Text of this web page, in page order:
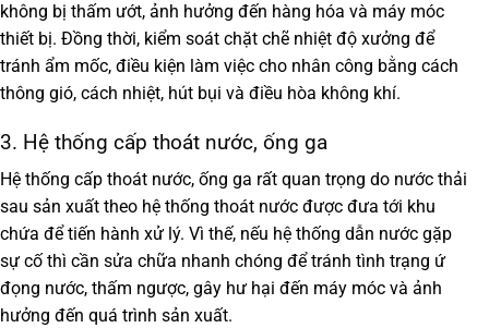
không bị thấm ướt, ảnh hưởng đến hàng hóa và máy móc
thiết bị. Đồng thời, kiểm soát chặt chẽ nhiệt độ xưởng để
tránh ẩm mốc, điều kiện làm việc cho nhân công bằng cách
thông gió, cách nhiệt, hút bụi và điều hòa không khí.
3. Hệ thống cấp thoát nước, ống ga
Hệ thống cấp thoát nước, ống ga rất quan trọng do nước thải
sau sản xuất theo hệ thống thoát nước được đưa tới khu
chứa để tiến hành xử lý. Vì thế, nếu hệ thống dẫn nước gặp
sự cố thì cần sửa chữa nhanh chóng để tránh tình trạng ứ
đọng nước, thấm ngược, gây hư hại đến máy móc và ảnh
hưởng đến quá trình sản xuất.